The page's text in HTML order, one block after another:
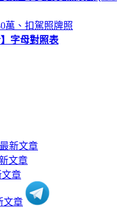
萬、扣駕照牌照
字母對照表